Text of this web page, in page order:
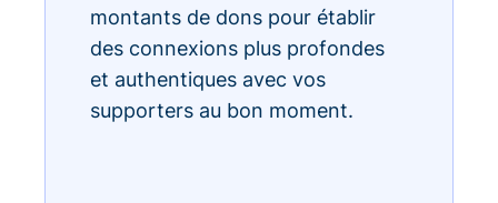
montants de dons pour établir
des connexions plus profondes
et authentiques avec vos
supporters au bon moment.